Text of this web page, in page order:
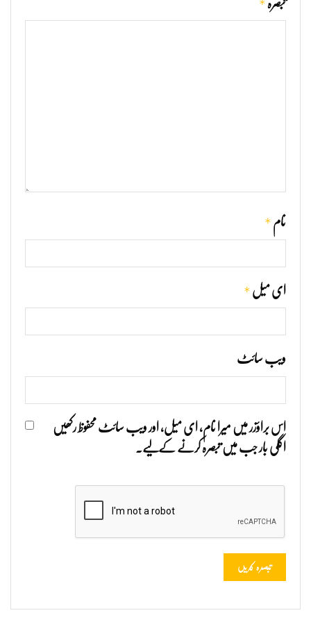
تبصرہ *
نام *
ای میل *
ویب‌ سائٹ
اس براؤزر میں میرا نام، ای میل، اور ویب سائٹ محفوظ رکھیں
اگلی بار جب میں تبصرہ کرنے کےلیے۔